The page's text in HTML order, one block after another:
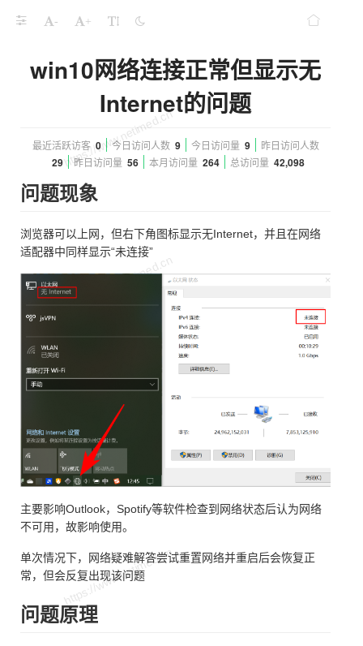
- +
win10网络连接正常但显示无
Internet的问题
最近活跃访客 0 今日访问人数 9 今日访问量 9 昨日访问人数
29 昨日访问量 56 本月访问量 264 总访问量 42,098
问题现象
浏览器可以上网，但右下角图标显示无Internet，并且在网络
适配器中同样显示“未连接”
主要影响Outlook，Spotify等软件检查到网络状态后认为网络
不可用，故影响使用。
单次情况下，网络疑难解答尝试重置网络并重启后会恢复正
常，但会反复出现该问题
问题原理